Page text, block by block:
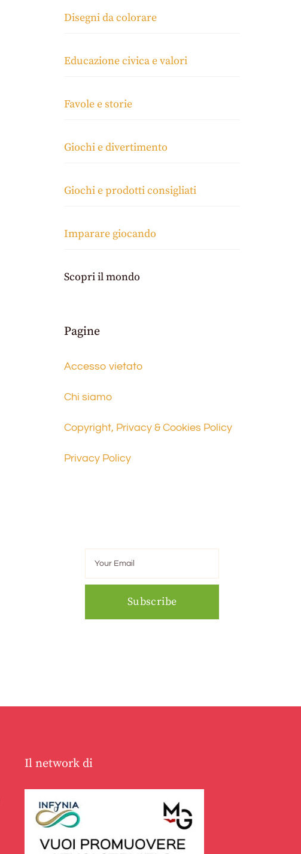
Disegni da colorare
Educazione civica e valori
Favole e storie
Giochi e divertimento
Giochi e prodotti consigliati
Imparare giocando
Scopri il mondo
Pagine
Accesso vietato
Chi siamo
Copyright, Privacy & Cookies Policy
Privacy Policy
Il network di